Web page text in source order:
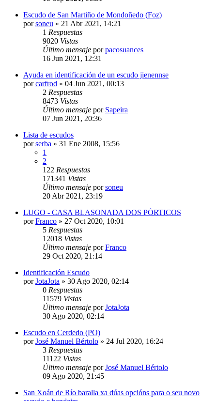
Escudo de San Martiño de Mondoñedo (Foz)
porsoneu » 21 Abr 2021, 14:21
1 Respuestas
9020 Vistas
Último mensaje porpacosuances
16 Jun 2021, 12:31
Ayuda en identificación de un escudo jienennse
porcarfrod » 04 Jun 2021, 00:13
2 Respuestas
8473 Vistas
Último mensaje por Sapeira
07 Jun 2021, 20:36
Lista de escudos
porserba » 31 Ene 2008, 15:56
1
2
122 Respuestas
171341 Vistas
Último mensaje porsoneu
20 Abr 2021, 23:19
LUGO - CASA BLASONADA DOS PÓRTICOS
porFranco » 27 Oct 2020, 10:01
5 Respuestas
12018 Vistas
Último mensaje porFranco
29 Oct 2020, 21:14
Identificación Escudo
porJotaJota » 30 Ago 2020, 02:14
0 Respuestas
11579 Vistas
Último mensaje porJotaJota
30 Ago 2020, 02:14
Escudo en Cerdedo (PO)
porJosé Manuel Bértolo » 24 Jul 2020, 16:24
3 Respuestas
11122 Vistas
Último mensaje porJosé Manuel Bértolo
09 Ago 2020, 21:45
San Xoán de Río baralla xa dúas opcións para o seu novo